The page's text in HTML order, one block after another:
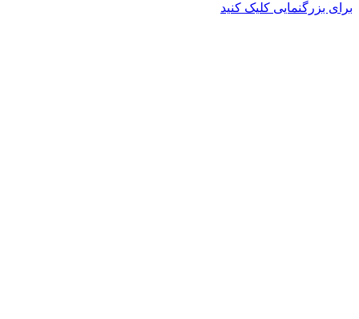
برای بزرگنمایی کلیک کنید